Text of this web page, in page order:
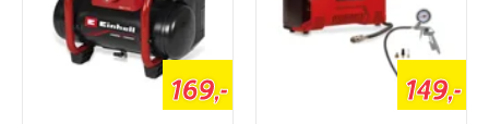
169,- 149,-